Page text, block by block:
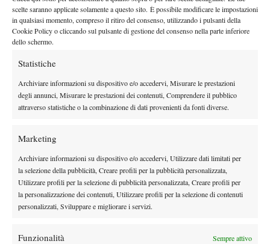
scelte saranno applicate solamente a questo sito. È possibile modificare le impostazioni
in qualsiasi momento, compreso il ritiro del consenso, utilizzando i pulsanti della
Cookie Policy o cliccando sul pulsante di gestione del consenso nella parte inferiore
dello schermo.
Statistiche
Archiviare informazioni su dispositivo e/o accedervi, Misurare le prestazioni
degli annunci, Misurare le prestazioni dei contenuti, Comprendere il pubblico
attraverso statistiche o la combinazione di dati provenienti da fonti diverse.
Marketing
Archiviare informazioni su dispositivo e/o accedervi, Utilizzare dati limitati per
la selezione della pubblicità, Creare profili per la pubblicità personalizzata,
Utilizzare profili per la selezione di pubblicità personalizzata, Creare profili per
la personalizzazione dei contenuti, Utilizzare profili per la selezione di contenuti
personalizzati, Sviluppare e migliorare i servizi.
Funzionalità Sempre attivo
Alessandro Nizegorodcew
X
Youtube